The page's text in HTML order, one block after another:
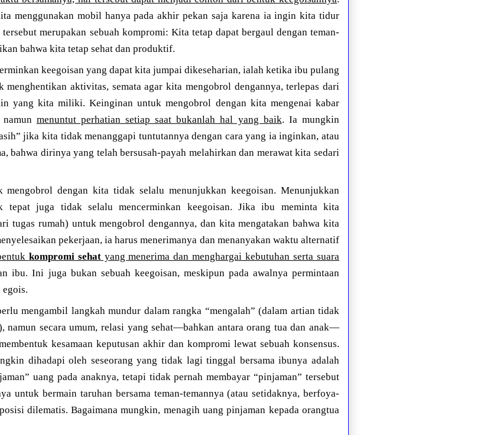
menggunakan mobil hanya pada akhir pekan saja karena ia ingin kita tidur
merupakan sebuah kompromi: Kita tetap dapat bergaul dengan teman-
bahwa kita tetap sehat dan produktif.
keegoisan yang dapat kita jumpai dikeseharian, ialah ketika ibu pulang
aktivitas, semata agar kita mengobrol dengannya, terlepas dari
yang kita miliki. Keinginan untuk mengobrol dengan kita mengenai kabar
menuntut perhatian setiap saat bukanlah hal yang baik. Ia mungkin
jika kita tidak menanggapi tuntutannya dengan cara yang ia inginkan, atau
bahwa dirinya yang telah bersusah-payah melahirkan dan merawat kita sedari
dengan kita tidak selalu menunjukkan keegoisan. Menunjukkan
tepat juga tidak selalu mencerminkan keegoisan. Jika ibu meminta kita
tugas rumah) untuk mengobrol dengannya, dan kita mengatakan bahwa kita
pekerjaan, ia harus menerimanya dan menanyakan waktu alternatif
kompromi sehatyang menerima dan menghargai kebutuhan serta suara
ibu. Ini juga bukan sebuah keegoisan, meskipun pada awalnya permintaan
egois.
mengambil langkah mundur dalam rangka “mengalah” (dalam artian tidak
namun secara umum, relasi yang sehat—bahkan antara orang tua dan anak—
kesamaan keputusan akhir dan kompromi lewat sebuah konsensus.
dihadapi oleh seseorang yang tidak lagi tinggal bersama ibunya adalah
uang pada anaknya, tetapi tidak pernah membayar “pinjaman” tersebut
untuk bermain taruhan bersama teman-temannya (atau setidaknya, berfoya-
dilematis. Bagaimana mungkin, menagih uang pinjaman kepada orangtua